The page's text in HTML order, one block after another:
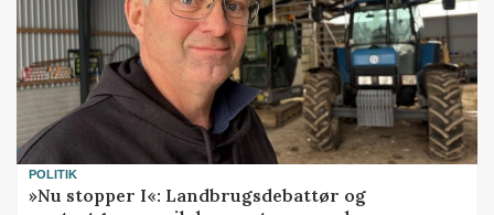
POLITIK
»Nu stopper I«: Landbrugsdebattør og